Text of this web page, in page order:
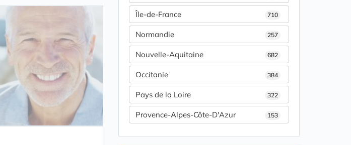
Île-de-France 710
Normandie 257
Nouvelle-Aquitaine 682
Occitanie 384
Pays de la Loire 322
Provence-Alpes-Côte-D'Azur 153